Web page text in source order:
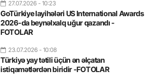
27.07.2026 - 10:23
GoTürkiye layihələri US International Awards
2026-da beynəlxalq uğur qazandı -
FOTOLAR
23.07.2026 - 10:08
Türkiyə yay tətili üçün ən əlçatan
istiqamətlərdən biridir -FOTOLAR